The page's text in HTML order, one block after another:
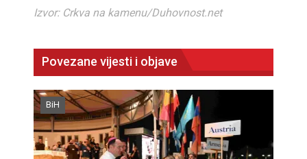
Izvor: Crkva na kamenu/Duhovnost.net
Povezane vijesti i objave
BiH